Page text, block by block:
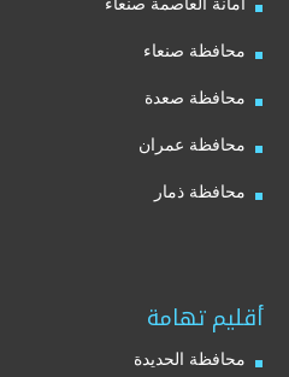
محافظة صنعاء
محافظة صعدة
محافظة عمران
محافظة ذمار
أقليم تهامة
محافظة الحديدة